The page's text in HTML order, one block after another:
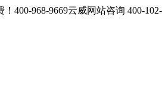
400-968-9669云威网站咨询 400-